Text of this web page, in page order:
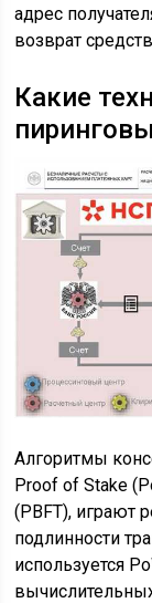
адрес
возврат
Какие
Алгоритмы
Proof of Stake
(PBFT),
подлинности
используется